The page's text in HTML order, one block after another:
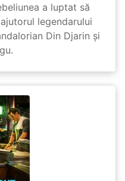
a luptat să
legendarului
Din Djarin și